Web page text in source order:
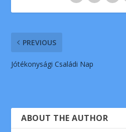
PREVIOUS
Jótékonysági Családi Nap
ABOUT THE AUTHOR